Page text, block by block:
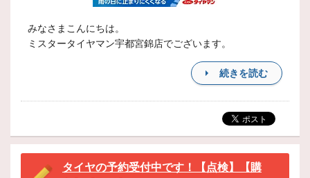
みなさまこんにちは。
ミスタータイヤマン宇都宮錦店でございます。
続きを読む
タイヤの予約受付中です！【点検】【購